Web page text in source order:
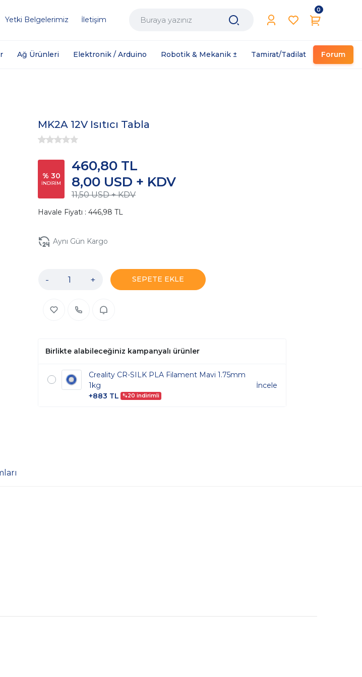
Yetki Belgelerimiz İletişim
0
Ağ Ürünleri Elektronik / Arduino Robotik & Mekanik ± Tamirat/Tadilat Forum
MK2A 12V Isıtıcı Tabla
% 30
İNDİRİM
11,50 USD + KDV
8,00 USD + KDV
460,80 TL
Havale Fiyatı : 446,98 TL
Aynı Gün Kargo
- + SEPETE EKLE
Birlikte alabileceğiniz kampanyalı ürünler
Creality CR-SILK PLA Filament Mavi 1.75mm
1kg
+883 TL
%20 indirimli
İncele